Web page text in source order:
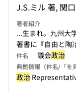
J.S.ミル 著, 関
著者紹介
...生まれ。九州大
著書に『自由と
件名 議会政治
典拠情報（件名/「を
政治